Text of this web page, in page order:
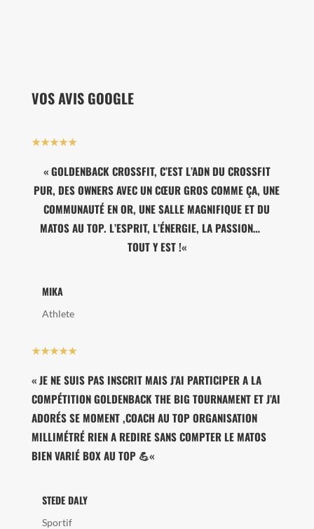
VOS AVIS GOOGLE
★★★★★
«GOLDENBACK CROSSFIT, C’EST L’ADN DU CROSSFIT
PUR, DES OWNERS AVEC UN CŒUR GROS COMME ÇA, UNE
COMMUNAUTÉ EN OR, UNE SALLE MAGNIFIQUE ET DU
MATOS AU TOP. L’ESPRIT, L’ÉNERGIE, LA PASSION…
TOUT Y EST !«
MIKA
Athlete
★★★★★
«JE NE SUIS PAS INSCRIT MAIS J’AI PARTICIPER A LA
COMPÉTITION GOLDENBACK THE BIG TOURNAMENT ET J’AI
ADORÉS SE MOMENT ,COACH AU TOP ORGANISATION
MILLIMÉTRÉ RIEN A REDIRE SANS COMPTER LE MATOS
BIEN VARIÉ BOX AU TOP 💪«
STEDE DALY
Sportif